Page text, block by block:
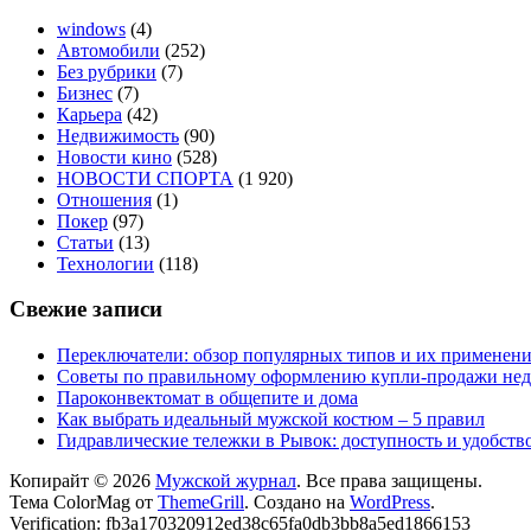
windows (4)
Автомобили (252)
Без рубрики (7)
Бизнес (7)
Карьера (42)
Недвижимость (90)
Новости кино (528)
НОВОСТИ СПОРТА (1 920)
Отношения (1)
Покер (97)
Статьи (13)
Технологии (118)
Свежие записи
Переключатели: обзор популярных типов и их
Советы по правильному оформлению купли-продажи
Пароконвектомат в общепите и дома
Как выбрать идеальный мужской костюм – 5 правил
Гидравлические тележки в Рывок: доступность и
Копирайт © 2026 Мужской журнал. Все права защищены.
Тема ColorMag от ThemeGrill. Создано на WordPress.
Verification: fb3a170320912ed38c65fa0db3bb8a5ed1866153